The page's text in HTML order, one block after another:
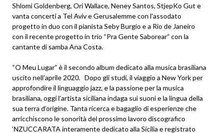
Shlomi Goldenberg, Ori Wallace, Neney Santos, StjepKo Gut e
vanta concerti a Tel Aviv e Gerusalemme con l’assodato
progetto in duo con il pianista Seby Burgio e a Rio de Janeiro
con il recente progetto in trio “Pra Gente Saborear” con la
cantante di samba Ana Costa.
“O Meu Lugar” è il secondo album dedicato alla musica brasiliana
uscito nell’aprile 2020. Dopo gli studi, il viaggio a New York per
approfondire il linguaggio jazz, e la passione per la musica
brasiliana, oggi l’artista siciliana indaga sui suoni e la lingua della
sua terra d’origine. Tanta ricerca e bagaglio di esperienze che
arricchiscono le sonorità del prossimo lavoro discografico
‘NZUCCARATA interamente dedicato alla Sicilia e registrato